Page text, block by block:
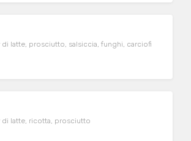
latte, prosciutto, salsiccia, funghi, carciofi
latte, ricotta, prosciutto